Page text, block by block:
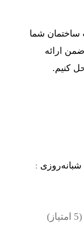
شما
ضمن ارائه
کنیم.
: